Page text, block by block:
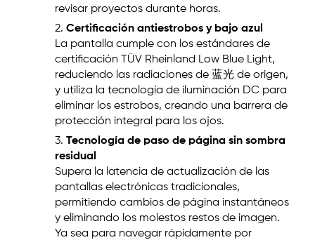
revisar proyectos durante horas.
2. Certificación antiestrobos y bajo azul
La pantalla cumple con los estándares de
certificación TÜV Rheinland Low Blue Light,
reduciendo las radiaciones de 蓝光 de origen,
y utiliza la tecnología de iluminación DC para
eliminar los estrobos, creando una barrera de
protección integral para los ojos.
3. Tecnología de paso de página sin sombra
residual
Supera la latencia de actualización de las
pantallas electrónicas tradicionales,
permitiendo cambios de página instantáneos
y eliminando los molestos restos de imagen.
Ya sea para navegar rápidamente por